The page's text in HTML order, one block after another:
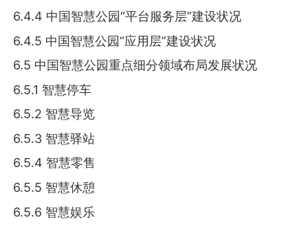
6.4.4 中国智慧公园“平台服务层”建设状况
6.4.5 中国智慧公园“应用层”建设状况
6.5 中国智慧公园重点细分领域布局发展状况
6.5.1 智慧停车
6.5.2 智慧导览
6.5.3 智慧驿站
6.5.4 智慧零售
6.5.5 智慧休憩
6.5.6 智慧娱乐